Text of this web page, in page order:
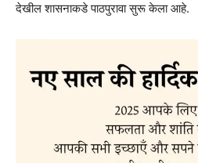
देखील शासनाकडे पाठपुरावा सुरू केला आहे.